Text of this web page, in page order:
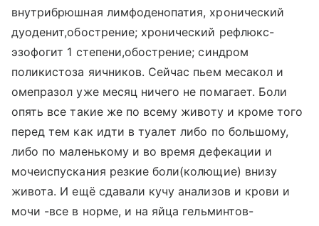
внутрибрюшная лимфоденопатия, хронический
дуоденит,обострение; хронический рефлюкс-
эзофогит 1 степени,обострение; синдром
поликистоза яичников. Сейчас пьем месакол и
омепразол уже месяц ничего не помагает. Боли
опять все такие же по всему животу и кроме того
перед тем как идти в туалет либо по большому,
либо по маленькому и во время дефекации и
мочеиспускания резкие боли(колющие) внизу
живота. И ещё сдавали кучу анализов и крови и
мочи -все в норме, и на яйца гельминтов-